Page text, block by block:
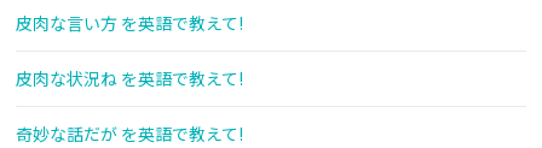
皮肉な言い方 を英語で教えて!
皮肉な状況ね を英語で教えて!
奇妙な話だが を英語で教えて!